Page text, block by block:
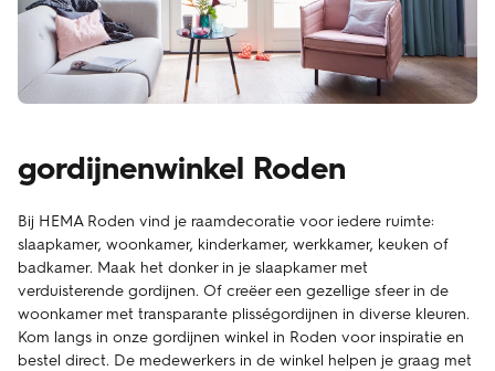
gordijnenwinkel Roden
Bij HEMA Roden vind je raamdecoratie voor iedere ruimte:
slaapkamer, woonkamer, kinderkamer, werkkamer, keuken of
badkamer. Maak het donker in je slaapkamer met
verduisterende gordijnen. Of creëer een gezellige sfeer in de
woonkamer met transparante plisségordijnen in diverse kleuren.
Kom langs in onze gordijnen winkel in Roden voor inspiratie en
bestel direct. De medewerkers in de winkel helpen je graag met